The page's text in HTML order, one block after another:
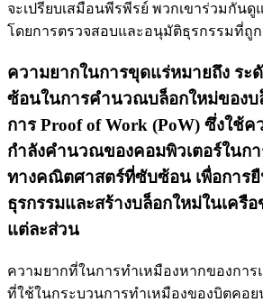
จะเปรียบเสมือนพีรพีรย์ พวกเขาร่วมกัน
โดยการตรวจสอบและอนุมัติธุรกรรมที่ถู
ความยากในการขุดแร่หมายถึง ระ
ซ้อนในการคำนวณบล็อกใหม่ของบ
การ Proof of Work (PoW) ซึ่งใช้
กำลังคำนวณของคอมพิวเตอร์ใน
ทางคณิตศาสตร์ที่ซับซ้อน เพื่อการ
ธุรกรรมและสร้างบล็อกใหม่ในเครื
แต่ละส่วน
ความยากที่ในการทำเหมืองหากของการ
ที่ใช้ในกระบวนการทำเหมืองของบิตคอย